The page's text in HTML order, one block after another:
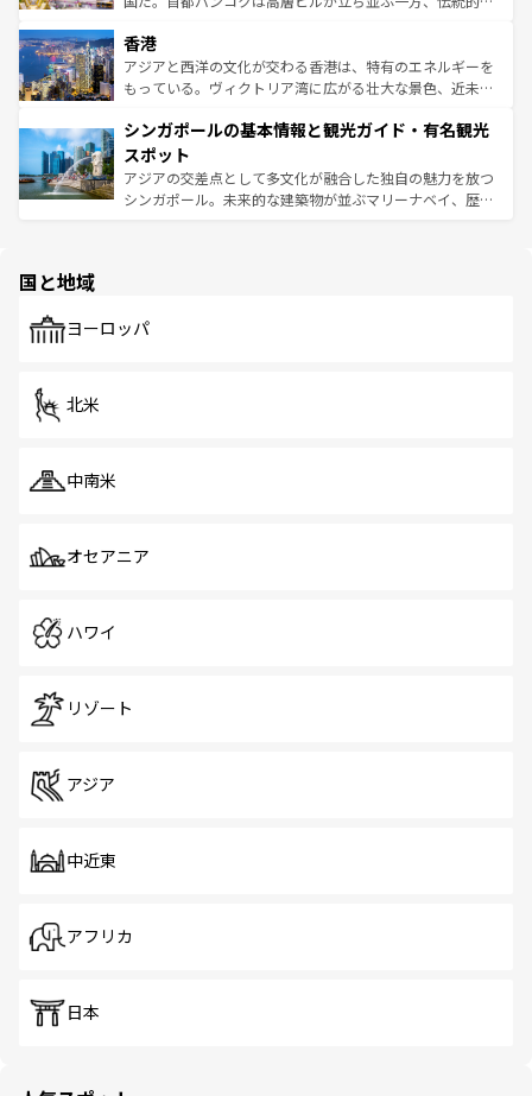
とつ。フォーやバインミー、ベトナムコーヒーなどは、ぜ
ひ現地で味わいたい。どの地域を訪れてもあたたかい人々
が旅行者を迎えてくれるので、きっと忘れられない旅にな
参照してほしい。
の活気が交差している。北部ではチェンマイなどの山岳地
帯で自然と触れ合い、南部ではプーケットやクラビの美し
いビーチでリゾート気分を楽しむことができる。タイ料理
激する。気候は一年中温暖で、どの季節にも異なる楽しみ
が待っている。親しみやすいタイの人々、仏教を中心とし
た文化、そして多様な観光資源が、訪れる旅人を魅了し続
ける。 なお、新着のタイ情報はコンテンツ一覧を参照して
香港
アジアと西洋の文化が交わる香港は、特有のエネルギーを
もっている。ヴィクトリア湾に広がる壮大な景色、近未来
み、どこを訪れても感動するはず。観光スポットが密集し
ており、効率よく見どころを回れるのも魅力。息をのむよ
うな絶景から文化的な体験まで、香港を存分に楽しみ尽く
そう。 なお、新着の香港情報はコンテンツ一覧を参照して
シンガポールの基本情報と観光ガイド・有名観光
スポット
アジアの交差点として多文化が融合した独自の魅力を放つ
シンガポール。未来的な建築物が並ぶマリーナベイ、歴史
で、ホーカーズは地元の風情を楽しめる外せないスポット
国と地域
ヨーロッパ
北米
中南米
オセアニア
ハワイ
リゾート
アジア
中近東
アフリカ
日本